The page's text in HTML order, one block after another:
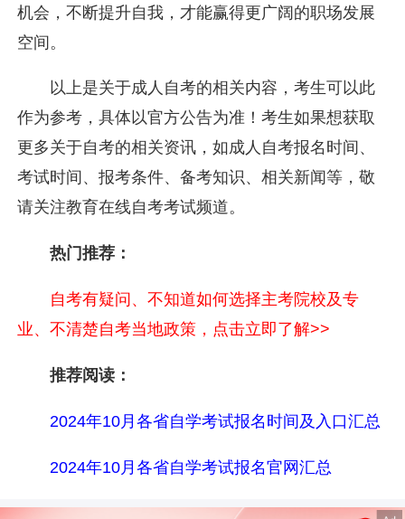
机会，不断提升自我，才能赢得更广阔的职场发展
空间。
以上是关于成人自考的相关内容，考生可以此
作为参考，具体以官方公告为准！考生如果想获取
更多关于自考的相关资讯，如成人自考报名时间、
考试时间、报考条件、备考知识、相关新闻等，敬
请关注教育在线自考考试频道。
热门推荐：
自考有疑问、不知道如何选择主考院校及专
业、不清楚自考当地政策，点击立即了解>>
推荐阅读：
2024年10月各省自学考试报名时间及入口汇总
2024年10月各省自学考试报名官网汇总